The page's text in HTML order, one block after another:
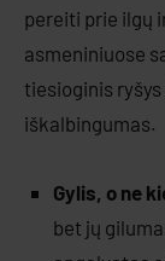
pereiti prie ilgų
asmeniniuose
tiesioginis
iškalbingumas.
Gylis, o ne
bet jų